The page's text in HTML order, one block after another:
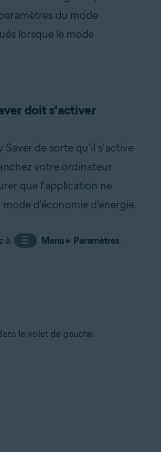
du mode
lorsque le mode
doit s'activer
de sorte qu'il s'active
votre ordinateur
que l'application ne
mode d'économie d'énergie.
à ☰ Menu▸ Paramètres.
le volet de gauche.